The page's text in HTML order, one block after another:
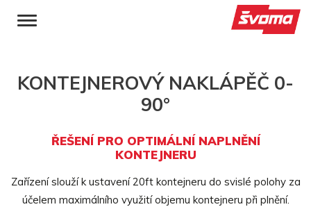
KONTEJNEROVÝ NAKLÁPĚČ 0-
90°
ŘEŠENÍ PRO OPTIMÁLNÍ NAPLNĚNÍ
KONTEJNERU
Zařízení slouží k ustavení 20ft kontejneru do svislé polohy za
účelem maximálního využití objemu kontejneru při plnění.